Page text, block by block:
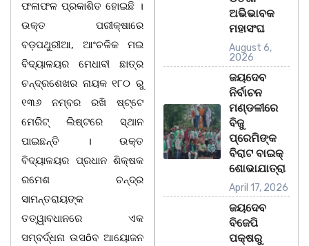
ଫଳାଫଳ ପ୍ରକାଶିତ ହୋଇଛି ।
ଉକ୍ତ ପରୀକ୍ଷାରେ
ବଡ଼ପଥୁରୀଆ, ଆଂଚଳିକ ମଇ
ବିଦ୍ୟାଳୟର ମେଧାବୀ ଛାତ୍ର
ଚନ୍ଦ୍ରଶେଖର ନାୟକ ୧୮୦ ରୁ
୧୩୬ ନମ୍ବର ରଖି ଷ୍ଟ୍ଟେ
ମେରିଟ୍ ଲିଷ୍ଟରେ ସ୍ଥାନ
ପାଇଛନ୍ତି । ଉକ୍ତ
ବିଦ୍ୟାଳୟର ପ୍ରଧାନ ଶିକ୍ଷକ
ରମେଶ ଚନ୍ଦ୍ର
ସାମନ୍ତରାୟଙ୍କ
ତତ୍ୱାବଧାନରେ ଏକ
ସମ୍ବର୍ଦ୍ଧନା ଉସôବ ଆୟୋଜନ
ଅଭିଭାବକ
ମହାସଂଘ
August 6,
2026
ଜୟଦେବ
ନିର୍ବାଚନ
ମଣ୍ଡଳୀରେ
ବିଜୁ
ପ୍ରେମିଙ୍କ
ବିରାଟ ବାଇକ୍
ଶୋଭାଯାତ୍ରା
April 17, 2026
ଜୟଦେବ
ବିଜେପି
ପକ୍ଷରୁ